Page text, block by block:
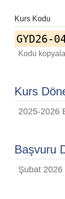
Kurs Kodu
GYD26-
Kodu
Kurs
2025-2026
Başvuru
Şubat 2026